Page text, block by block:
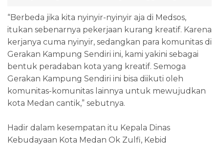
“Berbeda jika kita nyinyir-nyinyir aja di Medsos,
itukan sebenarnya pekerjaan kurang kreatif. Karena
kerjanya cuma nyinyir, sedangkan para komunitas di
Gerakan Kampung Sendiri ini, kami yakini sebagai
bentuk peradaban kota yang kreatif. Semoga
Gerakan Kampung Sendiri ini bisa diikuti oleh
komunitas-komunitas lainnya untuk mewujudkan
kota Medan cantik,” sebutnya.
Hadir dalam kesempatan itu Kepala Dinas
Kebudayaan Kota Medan Ok Zulfi, Kebid